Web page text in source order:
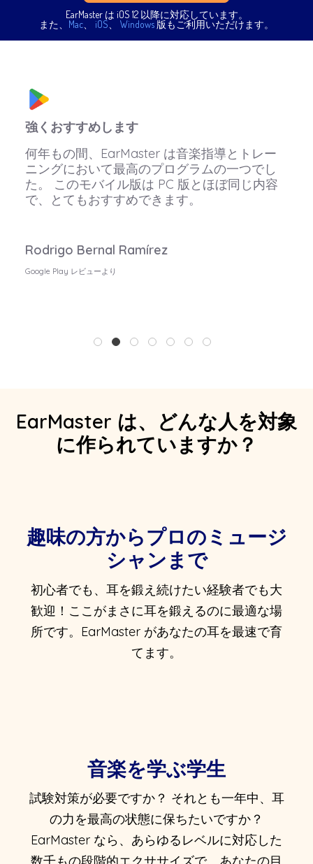
EarMaster は iOS 12 以降に対応しています。
また、 Mac iOS Windows 版もご利用いただけます。
強くおすすめします
何年もの間、EarMaster は音楽指導とトレー
ニングにおいて最高のプログラムの一つでし
た。 このモバイル版は PC 版とほぼ同じ内容
で、とてもおすすめできます。
Rodrigo Bernal Ramírez
Google Play レビューより
1 2 3 4 5 6 7
EarMaster は、どんな人を対象
に作られていますか？
趣味の方からプロのミュージ
シャンまで
初心者でも、耳を鍛え続けたい経験者でも大
歓迎！ここがまさに耳を鍛えるのに最適な場
所です。EarMaster があなたの耳を最速で育
てます。
音楽を学ぶ学生
試験対策が必要ですか？ それとも一年中、耳
の力を最高の状態に保ちたいですか？
EarMaster なら、あらゆるレベルに対応した
数千もの段階的エクササイズで、あなたの目